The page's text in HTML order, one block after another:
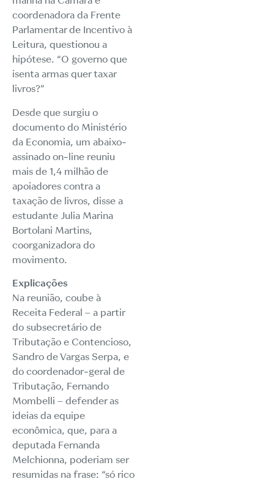
coordenadora da Frente
Parlamentar de Incentivo à
Leitura, questionou a
hipótese. “O governo que
isenta armas quer taxar
livros?”
Desde que surgiu o
documento do Ministério
da Economia, um abaixo-
assinado on-line reuniu
mais de 1,4 milhão de
apoiadores contra a
taxação de livros, disse a
estudante Julia Marina
Bortolani Martins,
coorganizadora do
movimento.
Explicações
Na reunião, coube à
Receita Federal – a partir
do subsecretário de
Tributação e Contencioso,
Sandro de Vargas Serpa, e
do coordenador-geral de
Tributação, Fernando
Mombelli – defender as
ideias da equipe
econômica, que, para a
deputada Fernanda
Melchionna, poderiam ser
resumidas na frase: “só rico